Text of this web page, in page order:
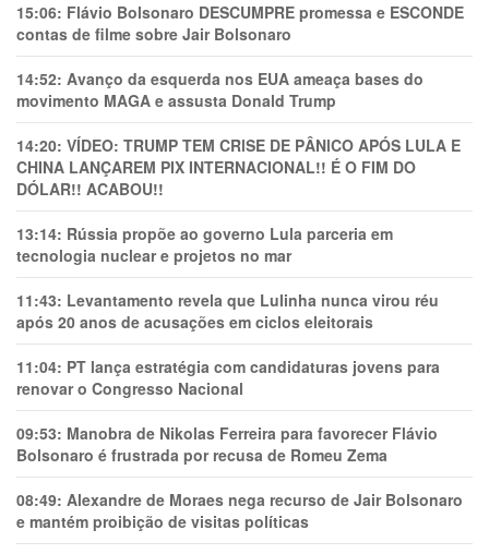
15:06: Flávio Bolsonaro DESCUMPRE promessa e ESCONDE
contas de filme sobre Jair Bolsonaro
14:52: Avanço da esquerda nos EUA ameaça bases do
movimento MAGA e assusta Donald Trump
14:20: VÍDEO: TRUMP TEM CRlSE DE PÂNlCO APÓS LULA E
CHINA LANÇAREM PIX INTERNACIONAL!! É O FIM DO
DÓLAR!! ACABOU!!
13:14: Rússia propõe ao governo Lula parceria em
tecnologia nuclear e projetos no mar
11:43: Levantamento revela que Lulinha nunca virou réu
após 20 anos de acusações em ciclos eleitorais
11:04: PT lança estratégia com candidaturas jovens para
renovar o Congresso Nacional
09:53: Manobra de Nikolas Ferreira para favorecer Flávio
Bolsonaro é frustrada por recusa de Romeu Zema
08:49: Alexandre de Moraes nega recurso de Jair Bolsonaro
e mantém proibição de visitas políticas